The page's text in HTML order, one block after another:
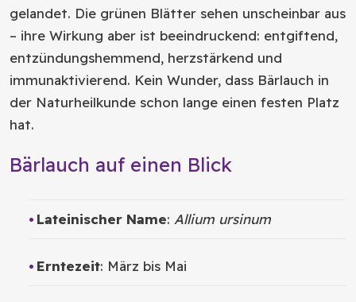
gelandet. Die grünen Blätter sehen unscheinbar aus
– ihre Wirkung aber ist beeindruckend: entgiftend,
entzündungshemmend, herzstärkend und
immunaktivierend. Kein Wunder, dass Bärlauch in
der Naturheilkunde schon lange einen festen Platz
hat.
Bärlauch auf einen Blick
Lateinischer Name: Allium ursinum
Erntezeit: März bis Mai